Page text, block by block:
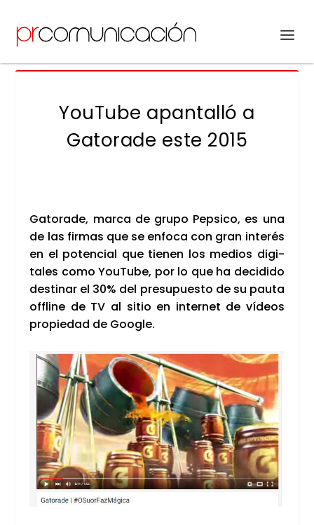
YouTube apantalló a
Gatorade este 2015
Gato­ra­de, mar­ca de gru­po Pepsi­co, es una
de las fir­mas que se enfo­ca con gran inte­rés
en el poten­cial que tie­nen los medios digi­
ta­les como You­Tu­be, por lo que ha deci­di­do
des­ti­nar el 30% del pre­su­pues­to de su pau­ta
offli­ne de TV al sitio en inter­net de vídeos
pro­pie­dad de Goo­gle.